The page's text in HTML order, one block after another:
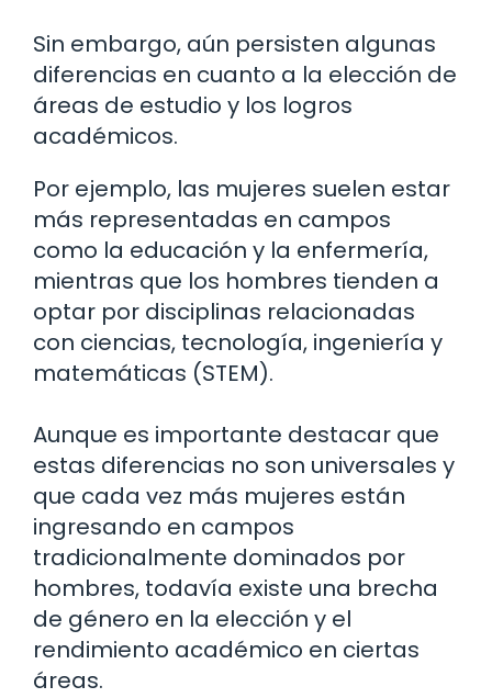
Sin embargo, aún persisten algunas
diferencias en cuanto a la elección de
áreas de estudio y los logros
académicos.
Por ejemplo, las mujeres suelen estar
más representadas en campos
como la educación y la enfermería,
mientras que los hombres tienden a
optar por disciplinas relacionadas
con ciencias, tecnología, ingeniería y
matemáticas (STEM).
Aunque es importante destacar que
estas diferencias no son universales y
que cada vez más mujeres están
ingresando en campos
tradicionalmente dominados por
hombres, todavía existe una brecha
de género en la elección y el
rendimiento académico en ciertas
áreas.